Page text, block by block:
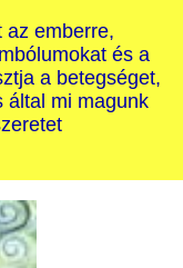
az emberre,
és a
a betegséget,
által mi magunk